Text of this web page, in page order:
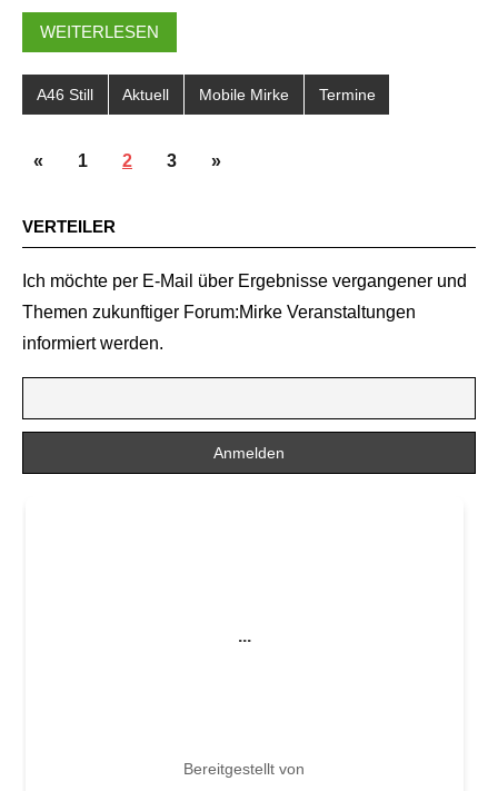
WEITERLESEN
A46 Still Aktuell Mobile Mirke Termine
SEITENNUMMERIERUNG
BEITRÄGE
«Vorherige
1 2 3
Nächste
»
VERTEILER
Ich möchte per E-Mail über Ergebnisse vergangener und
Themen zukunftiger Forum:Mirke Veranstaltungen
informiert werden.